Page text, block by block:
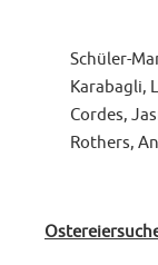
Schüler-
Karabagli,
Cordes,
Rothers,